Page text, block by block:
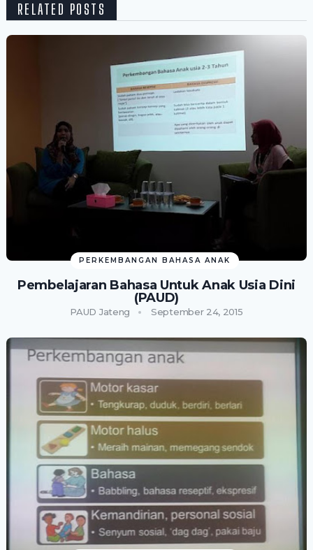
RELATED POSTS
PERKEMBANGAN BAHASA ANAK
Pembelajaran Bahasa Untuk Anak Usia Dini
(PAUD)
PAUD Jateng September 24, 2015